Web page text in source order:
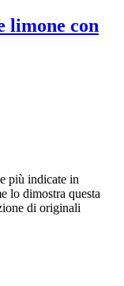
limone con
più indicate in
lo dimostra questa
di originali